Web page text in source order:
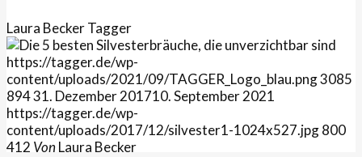
Laura BeckerTagger
https://tagger.de/wp-
content/uploads/2021/09/TAGGER_Logo_blau.png3085
89431. Dezember 201710. September 2021
https://tagger.de/wp-
content/uploads/2017/12/silvester1-1024x527.jpg800
412 VonLaura Becker